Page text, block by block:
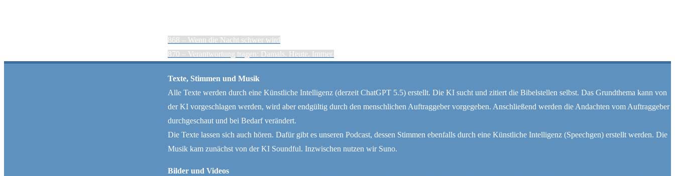
deren Mittelpunkt die Inhalte der Bibel stehen.
868 – Wenn die Nacht schwer wird
870 – Verantwortung tragen: Damals. Heute. Immer.
Texte, Stimmen und Musik
Alle Texte werden durch eine Künstliche Intelligenz (derzeit ChatGPT 5.5) erstellt. Die KI sucht und zitiert die Bibelstellen selbst. Das Grundthema kann von
der KI vorgeschlagen werden, wird aber endgültig durch den menschlichen Auftraggeber vorgegeben. Anschließend werden die Andachten vom Auftraggeber
durchgeschaut und bei Bedarf verändert.
Die Texte lassen sich auch hören. Dafür gibt es unseren Podcast, dessen Stimmen ebenfalls durch eine Künstliche Intelligenz (Speechgen) erstellt werden. Die
Musik kam zunächst von der KI Soundful. Inzwischen nutzen wir Suno.
Bilder und Videos